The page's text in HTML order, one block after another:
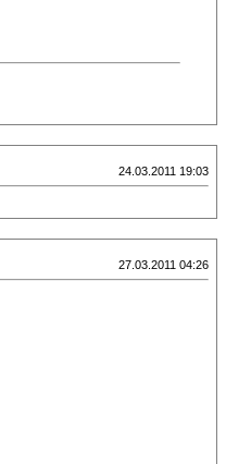
24.03.2011 19:03
27.03.2011 04:26